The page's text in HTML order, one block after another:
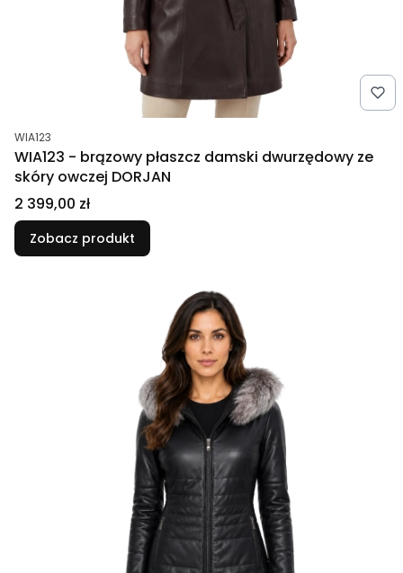
Kod produktu
WIA123
WIA123 - brązowy płaszcz damski dwurzędowy ze
skóry owczej DORJAN
Cena
2 399,00 zł
Zobacz produkt